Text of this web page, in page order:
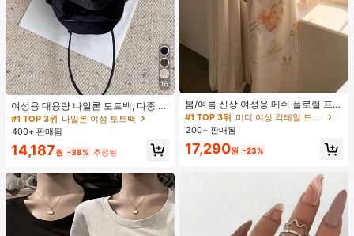
16
여성용 대용량 나일론 토트백, 다중 지
퍼 포켓, 방수 숄더 핸드백, 사무실 노
트북, 일상 출퇴근, 쇼핑에 적합
#1 TOP 3위 나일론 여성 토트백
400+ 판매됨
14,187원 -38% 추정된
봄/여름 신상 여성용 메쉬 플로럴 프린
트 드레스, 브이넥, 휴가 스타일, 섹시
한 비치 파티 댄스 드레스, 스파게티
스트랩 웨딩 가을
#1 TOP 3위
재고 1개 남음
#1 TOP 3위
미디 여성 칵테일 드레스
재고 1개 남음
#1 TOP 3위
미디 여성 칵테일 드레스
재고 1개 남음
#1 TOP 3위
재고 1개 남음
200+ 판매됨
17,290원 -23%